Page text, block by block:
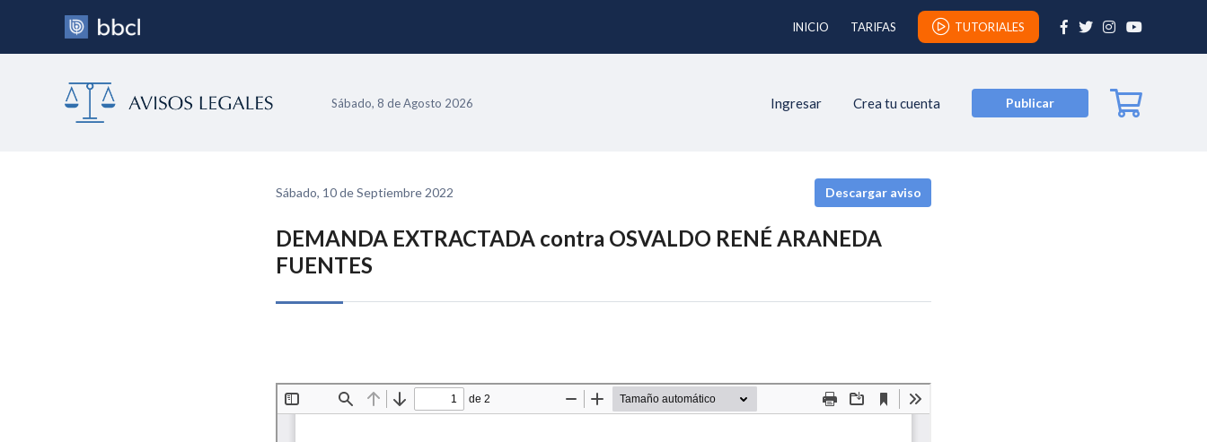
INICIO TARIFAS TUTORIALES
Sábado, 8 de Agosto 2026 Ingresar Crea tu cuenta Publicar
Sábado, 10 de Septiembre 2022 Descargar aviso
DEMANDA EXTRACTADA contra OSVALDO RENÉ ARANEDA
FUENTES